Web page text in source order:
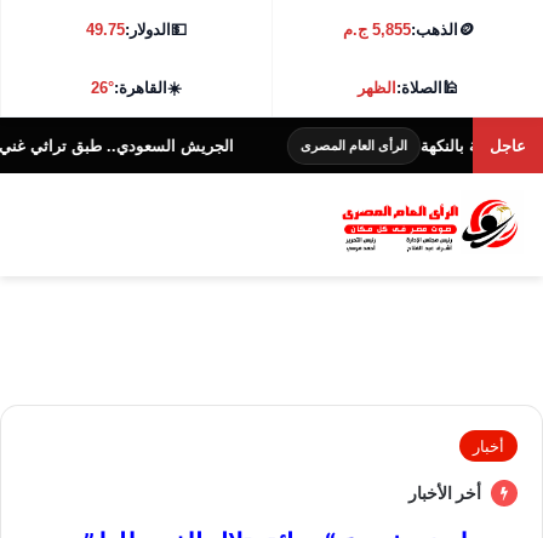
🪙 الذهب:5,855 ج.م 💵الدولار:49.75
🕌الصلاة:الظهر ☀️القاهرة:26°
عاجل الرأى العام المصرى الجريش السعودي.. طبق تراثي غني بالنكهة
أخبار
أخر الأخبار